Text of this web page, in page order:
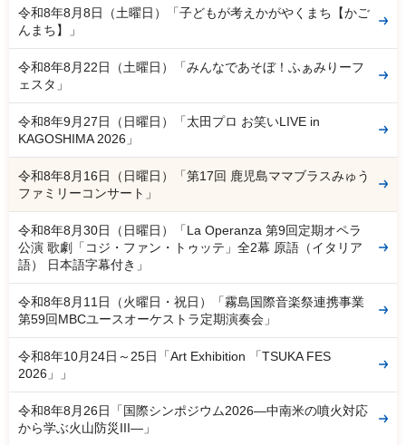
令和8年8月8日（土曜日）「子どもが考えかがやくまち【かご
んまち】」
令和8年8月22日（土曜日）「みんなであそぼ！ふぁみりーフ
ェスタ」
令和8年9月27日（日曜日）「太田プロ お笑いLIVE in
KAGOSHIMA 2026」
令和8年8月16日（日曜日）「第17回 鹿児島ママブラスみゅう
ファミリーコンサート」
令和8年8月30日（日曜日）「La Operanza 第9回定期オペラ
公演 歌劇「コジ・ファン・トゥッテ」全2幕 原語（イタリア
語） 日本語字幕付き」
令和8年8月11日（火曜日・祝日）「霧島国際音楽祭連携事業
第59回MBCユースオーケストラ定期演奏会」
令和8年10月24日～25日「Art Exhibition 「TSUKA FES
2026」」
令和8年8月26日「国際シンポジウム2026―中南米の噴火対応
から学ぶ火山防災III―」